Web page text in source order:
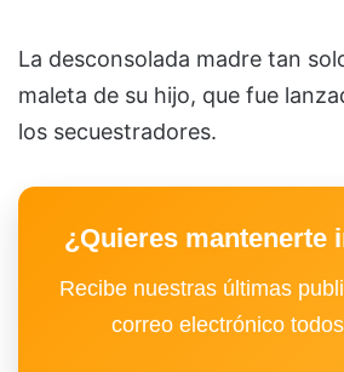
La desconsolada madre tan
maleta de su hijo, que fue
los secuestradores.
¿Quieres mantenerte
Recibe nuestras últimas
correo electrónico